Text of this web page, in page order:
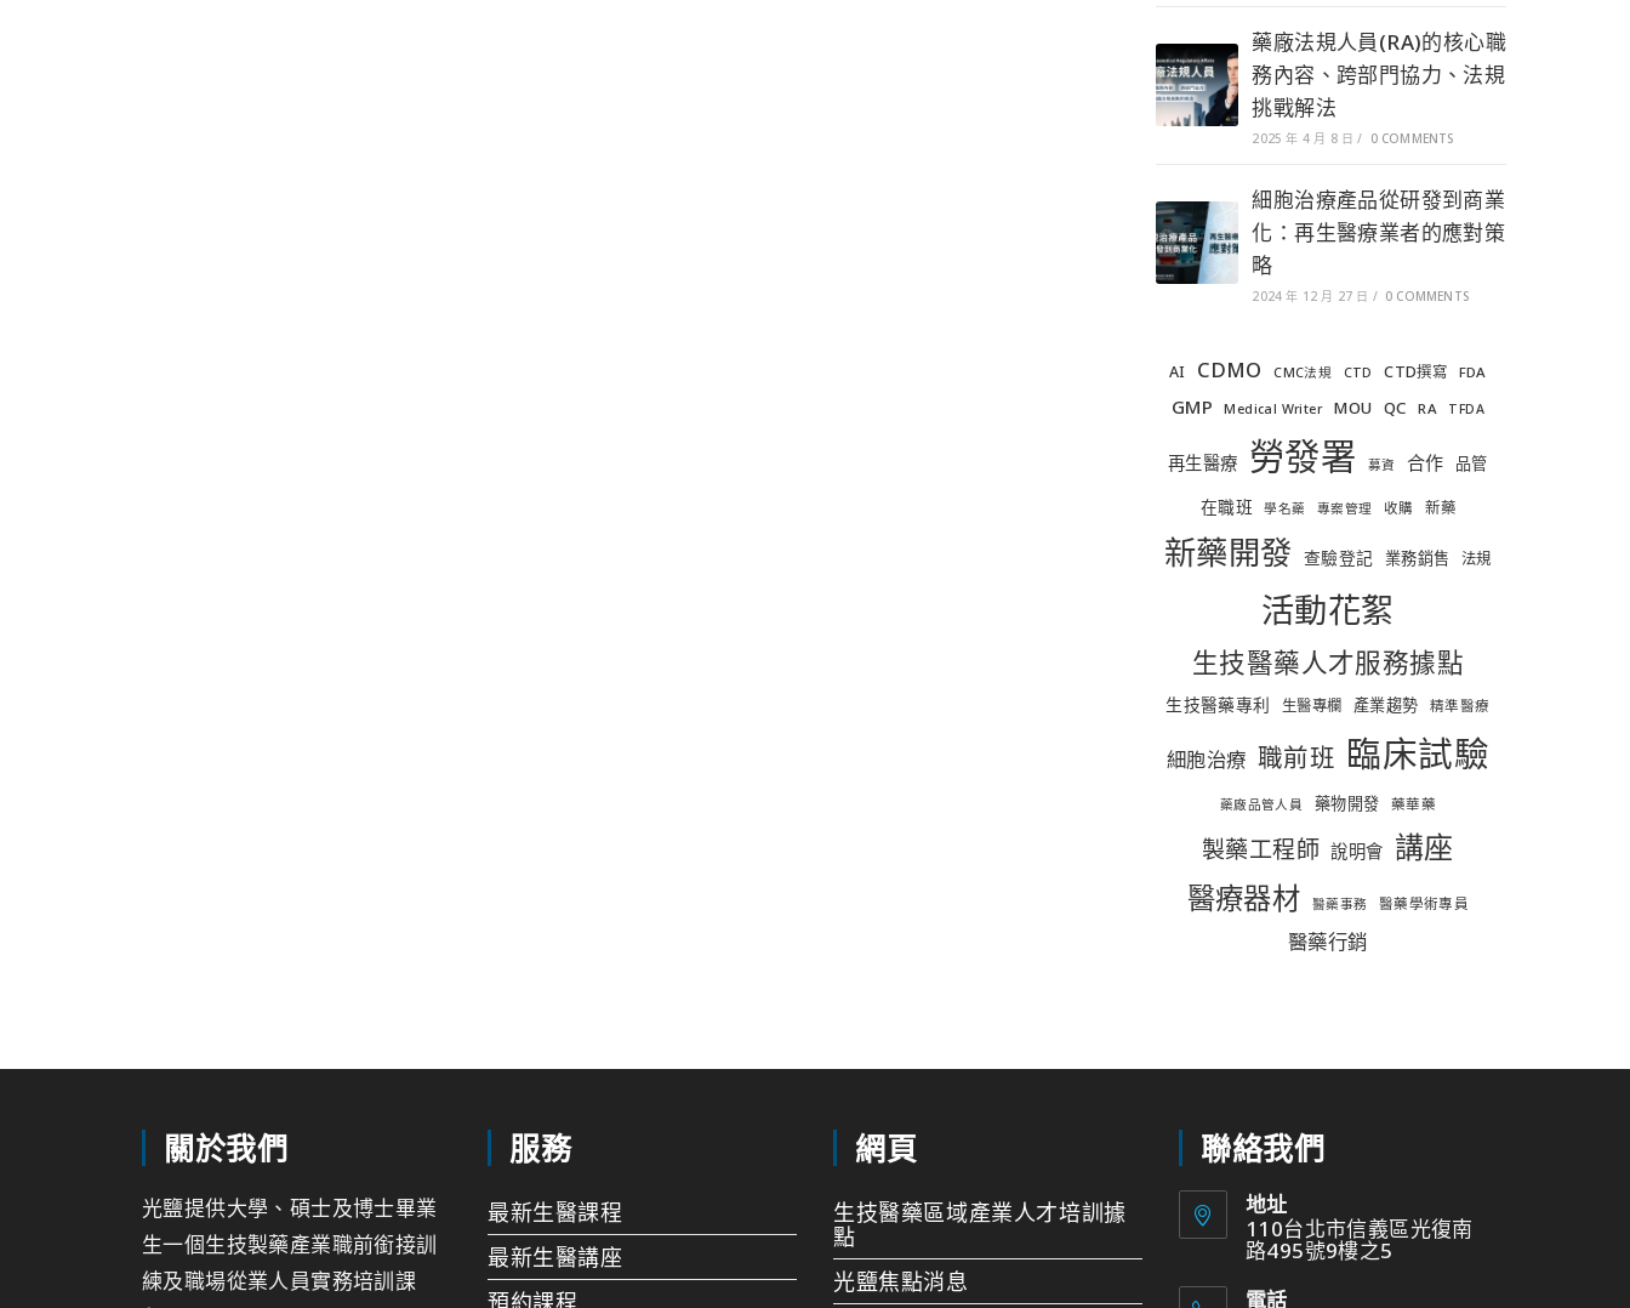
藥廠法規人員(RA)的核心職
務內容、跨部門協力、法規
挑戰解法
2025 年 4 月 8 日 / 0 COMMENTS
細胞治療產品從研發到商業
化：再生醫療業者的應對策
略
2024 年 12 月 27 日 / 0 COMMENTS
AI CDMO CMC法規 CTD CTD撰寫 FDA
GMP Medical Writer MOU QC RA TFDA
再生醫療 勞發署 募資 合作 品管
在職班 學名藥 專案管理 收購 新藥
新藥開發 查驗登記 業務銷售 法規
活動花絮
生技醫藥人才服務據點
生技醫藥專利 生醫專欄 產業趨勢 精準醫療
細胞治療 職前班 臨床試驗
藥廠品管人員 藥物開發 藥華藥
製藥工程師 說明會 講座
醫療器材 醫藥事務 醫藥學術專員
醫藥行銷
關於我們
光鹽提供大學、碩士及博士畢業
生一個生技製藥產業職前銜接訓
練及職場從業人員實務培訓課
服務
最新生醫課程
最新生醫講座
預約課程
網頁
生技醫藥區域產業人才培訓據
點
光鹽焦點消息
聯絡我們
地址
110台北市信義區光復南
路495號9樓之5
電話